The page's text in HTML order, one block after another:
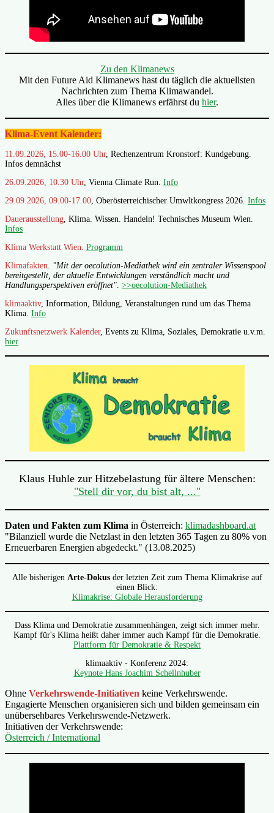
Zu den Klimanews
Mit den Future Aid Klimanews hast du täglich die aktuellsten
Nachrichten zum Thema Klimawandel.
Alles über die Klimanews erfährst du hier.
Klima-Event Kalender:
11.09.2026, 15.00-16.00 Uhr, Rechenzentrum Kronstorf: Kundgebung.
Infos demnächst
26.09.2026, 10.30 Uhr, Vienna Climate Run. Info
29.09.2026, 09.00-17.00, Oberösterreichischer Umwltkongress 2026. Infos
Dauerausstellung, Klima. Wissen. Handeln! Technisches Museum Wien.
Infos
Klima Werkstatt Wien. Programm
Klimafakten. "Mit der oecolution-Mediathek wird ein zentraler Wissenspool
bereitgestellt, der aktuelle Entwicklungen verständlich macht und
Handlungsperspektiven eröffnet". >>oecolution-Mediathek
klimaaktiv, Information, Bildung, Veranstaltungen rund um das Thema
Klima. Info
Zukunftsnetzwerk Kalender, Events zu Klima, Soziales, Demokratie u.v.m.
hier
Klaus Huhle zur Hitzebelastung für ältere Menschen:
"Stell dir vor, du bist alt, ..."
Daten und Fakten zum Klima in Österreich: klimadashboard.at
"Bilanziell wurde die Netzlast in den letzten 365 Tagen zu 80% von
Erneuerbaren Energien abgedeckt." (13.08.2025)
Alle bisherigen Arte-Dokusder letzten Zeit zum Thema Klimakrise auf
einen Blick:
Klimakrise: Globale Herausforderung
Dass Klima und Demokratie zusammenhängen, zeigt sich immer mehr.
Kampf für's Klima heißt daher immer auch Kampf für die Demokratie.
Plattform für Demokratie & Respekt
klimaaktiv - Konferenz 2024:
Keynote Hans Joachim Schellnhuber
Ohne Verkehrswende-Initiativen keine Verkehrswende.
Engagierte Menschen organisieren sich und bilden gemeinsam ein
unübersehbares Verkehrswende-Netzwerk.
Initiativen der Verkehrswende:
Österreich / International